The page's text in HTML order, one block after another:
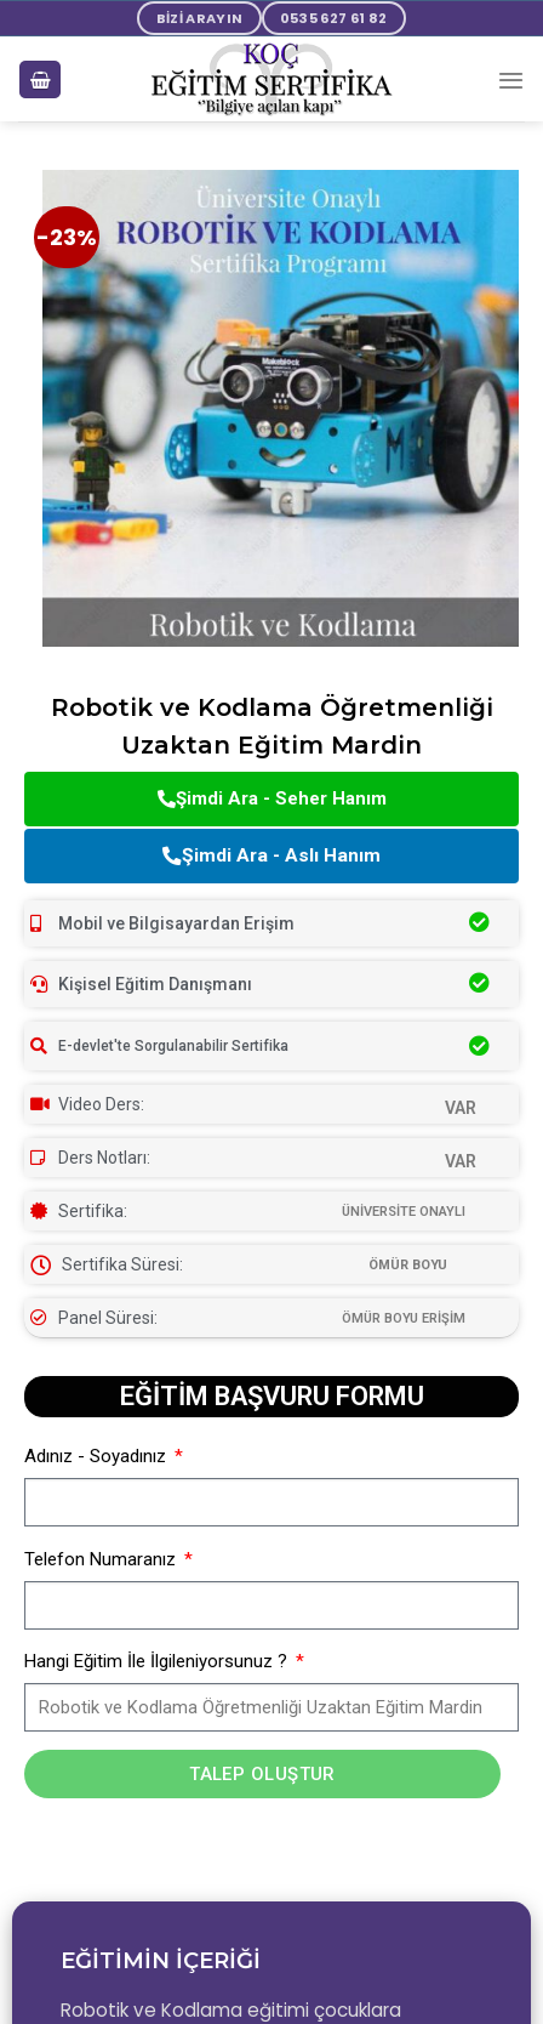
BİZİ ARAYIN 0535 627 61 82
EĞİTİMİN İÇERİĞİ
Robotik ve Kodlama eğitimi çocuklara
-23%
Robotik ve Kodlama Öğretmenliği
Uzaktan Eğitim Mardin
Şimdi Ara - Seher Hanım
Şimdi Ara - Aslı Hanım
Mobil ve Bilgisayardan Erişim
Kişisel Eğitim Danışmanı
E-devlet'te Sorgulanabilir Sertifika
Video Ders: VAR
Ders Notları: VAR
Sertifika: ÜNİVERSİTE ONAYLI
Sertifika Süresi: ÖMÜR BOYU
Panel Süresi: ÖMÜR BOYU ERİŞİM
EĞİTİM BAŞVURU FORMU​
Adınız - Soyadınız
Telefon Numaranız
Hangi Eğitim İle İlgileniyorsunuz ?
TALEP OLUŞTUR